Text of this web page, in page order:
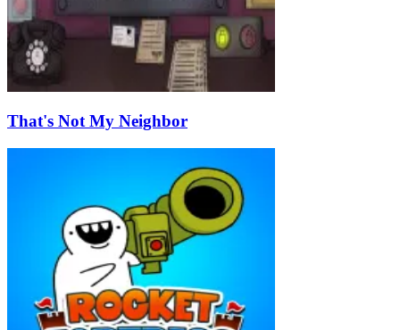
That's Not My Neighbor